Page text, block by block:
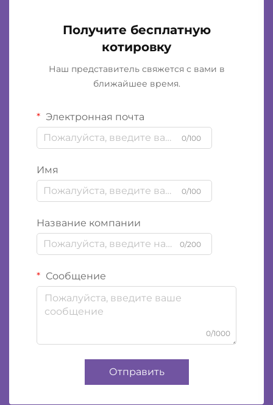
Получите бесплатную
котировку
Наш представитель свяжется с вами в
ближайшее время.
Электронная почта
0/100
Имя
0/100
Название компании
0/200
Сообщение
0/1000
Отправить